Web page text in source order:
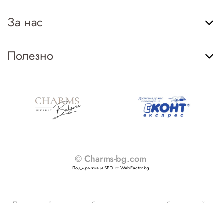
За нас
Полезно
© Charms-bg.com
Поддръжка и SEOот WebFactor.bg